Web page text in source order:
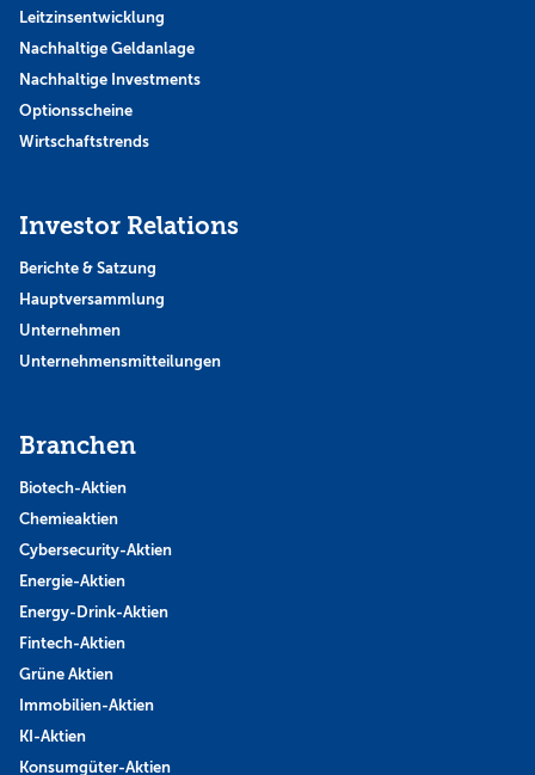
Leitzinsentwicklung
Nachhaltige Geldanlage
Nachhaltige Investments
Optionsscheine
Wirtschaftstrends
Investor Relations
Berichte & Satzung
Hauptversammlung
Unternehmen
Unternehmensmitteilungen
Branchen
Biotech-Aktien
Chemieaktien
Cybersecurity-Aktien
Energie-Aktien
Energy-Drink-Aktien
Fintech-Aktien
Grüne Aktien
Immobilien-Aktien
KI-Aktien
Konsumgüter-Aktien